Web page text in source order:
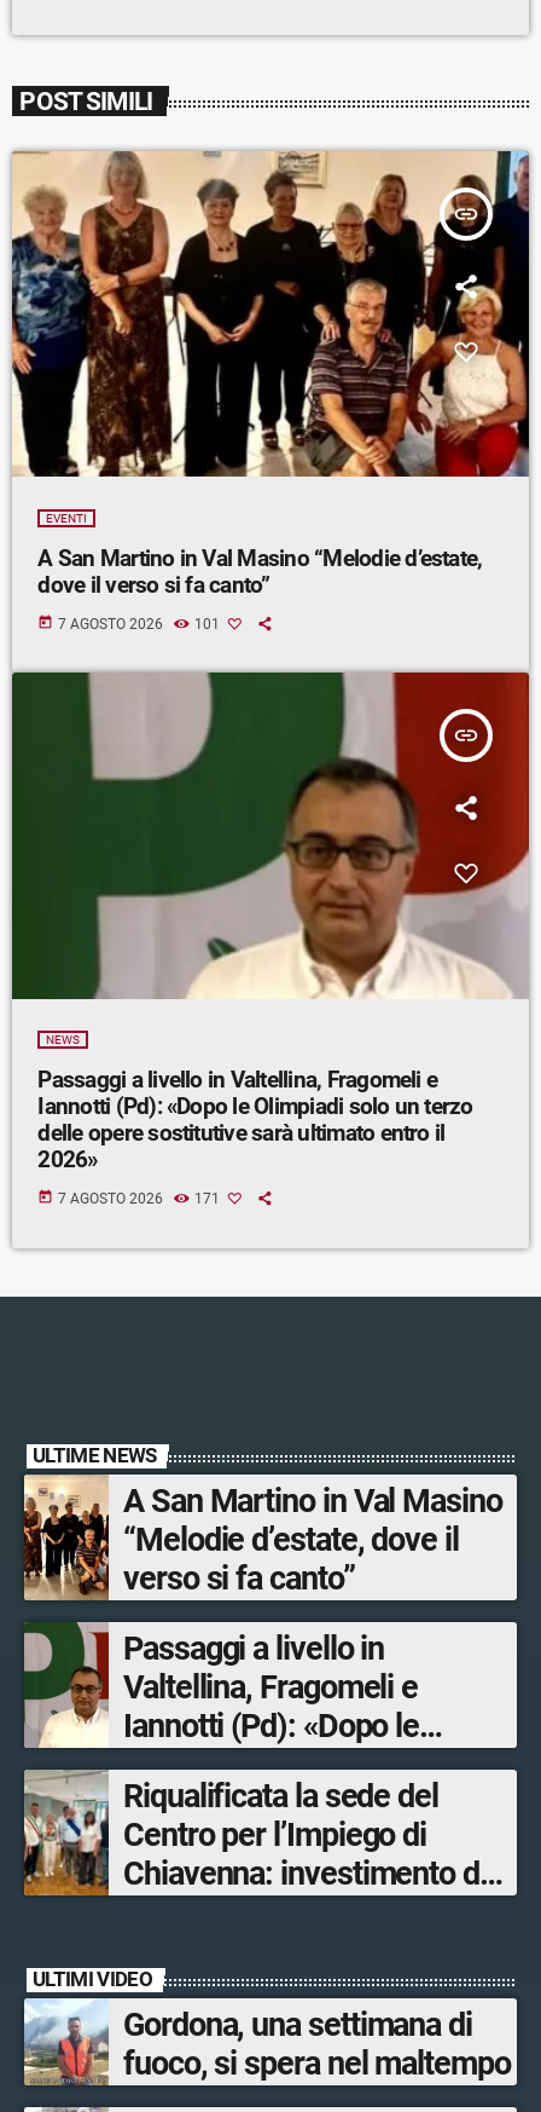
POST SIMILI
insert_link
EVENTI
A San Martino in Val Masino “Melodie d’estate,
dove il verso si fa canto”
today 7 AGOSTO 2026 101
insert_link
NEWS
Passaggi a livello in Valtellina, Fragomeli e
Iannotti (Pd): «Dopo le Olimpiadi solo un terzo
delle opere sostitutive sarà ultimato entro il
2026»
today 7 AGOSTO 2026 171
ULTIME NEWS
A San Martino in Val Masino
“Melodie d’estate, dove il
verso si fa canto”
Passaggi a livello in
Valtellina, Fragomeli e
Iannotti (Pd): «Dopo le
Olimpiadi solo un terzo delle
opere sostitutive sarà
ultimato entro il 2026»
Riqualificata la sede del
Centro per l’Impiego di
Chiavenna: investimento da
ULTIMI VIDEO
Gordona, una settimana di
fuoco, si spera nel maltempo